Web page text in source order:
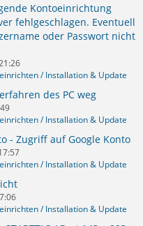
Kontoeinrichtung
fehlgeschlagen. Eventuell
oder Passwort nicht
/ Installation & Update
des PC weg
/ Installation & Update
- Zugriff auf Google Konto
/ Installation & Update
/ Installation & Update